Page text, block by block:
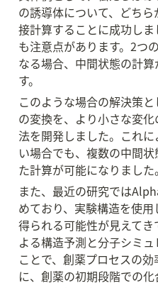
の誘導体について、どち
接計算することに成功し
も注意点があります。2つ
なる場合、中間状態の計
す。
このような場合の解決策
の変換を、より小さな変
法を開発しました。これ
い場合でも、複数の中間
た計算が可能になりました。
また、最近の研究では
めており、実験構造を使
得られる可能性が見えて
よる構造予測と分子シミ
ことで、創薬プロセスの
に、創薬の初期段階での